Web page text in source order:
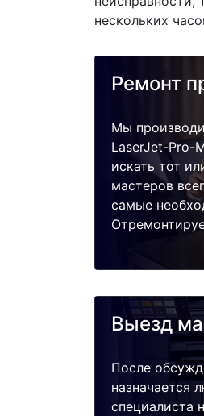
нескольких
Ремонт
Мы
LaserJet-Pro-
искать тот
мастеров
самые
Выезд
После
назначается
специалиста